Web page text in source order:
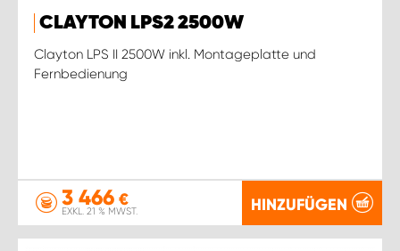
CLAYTON LPS2 2500W
Clayton LPS II 2500W inkl. Montageplatte und
Fernbedienung
3 466 €
EXKL. 21 % MWST. HINZUFÜGEN